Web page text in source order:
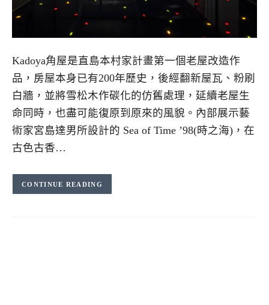
Kadoya角屋是直島本村家計畫第一個老屋改造作
品，房屋本身已有200年歷史，後經翻新屋瓦、粉刷
白牆，並將雪松木作碳化的仿舊處理，延續老屋生
命同時，也盡可能復原到原來的風貌。內部展示藝
術家宮島達男所設計的 Sea of Time ’98(時之海)，在
古色古香…
CONTINUE READING